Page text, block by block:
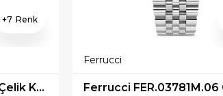
7
Ferrucci FER.03781M.02 Çelik Kordon Erkek Kol Saati
Ferrucci